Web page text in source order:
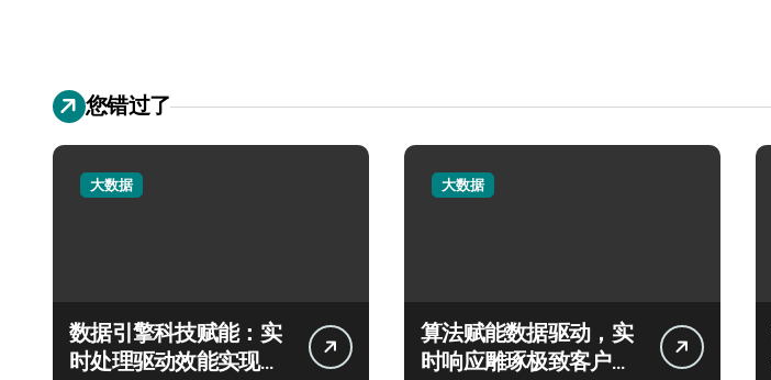
您错过了
大数据
数据引擎科技赋能：实
时处理驱动效能实现飞
大数据
算法赋能数据驱动，实
时响应雕琢极致客户服